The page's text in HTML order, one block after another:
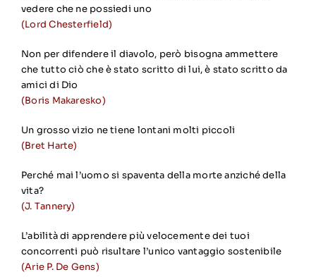
vedere che ne possiedi uno
(Lord Chesterfield)
Non per difendere il diavolo, però bisogna ammettere
che tutto ciò che è stato scritto di lui, è stato scritto da
amici di Dio
(Boris Makaresko)
Un grosso vizio ne tiene lontani molti piccoli
(Bret Harte)
Perché mai l’uomo si spaventa della morte anziché della
vita?
(J. Tannery)
L’abilità di apprendere più velocemente dei tuoi
concorrenti può risultare l’unico vantaggio sostenibile
(Arie P. De Gens)